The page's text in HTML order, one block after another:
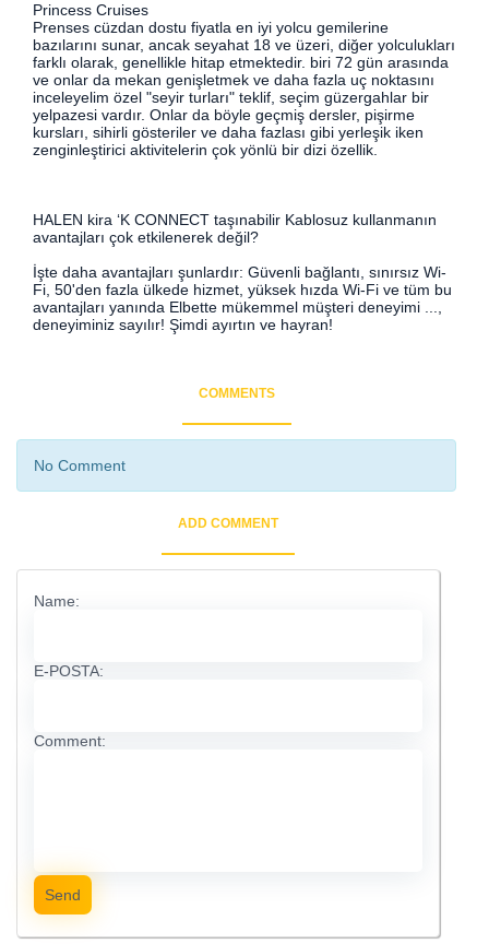
Princess Cruises
Prenses cüzdan dostu fiyatla en iyi yolcu gemilerine
bazılarını sunar, ancak seyahat 18 ve üzeri, diğer yolculukları
farklı olarak, genellikle hitap etmektedir. biri 72 gün arasında
ve onlar da mekan genişletmek ve daha fazla uç noktasını
inceleyelim özel "seyir turları" teklif, seçim güzergahlar bir
yelpazesi vardır. Onlar da böyle geçmiş dersler, pişirme
kursları, sihirli gösteriler ve daha fazlası gibi yerleşik iken
zenginleştirici aktivitelerin çok yönlü bir dizi özellik.
HALEN kira ‘K CONNECT taşınabilir Kablosuz kullanmanın
avantajları çok etkilenerek değil?
İşte daha avantajları şunlardır: Güvenli bağlantı, sınırsız Wi-
Fi, 50'den fazla ülkede hizmet, yüksek hızda Wi-Fi ve tüm bu
avantajları yanında Elbette mükemmel müşteri deneyimi ...,
deneyiminiz sayılır! Şimdi ayırtın ve hayran!
COMMENTS
No Comment
ADD COMMENT
Name:
E-POSTA:
Comment:
Send